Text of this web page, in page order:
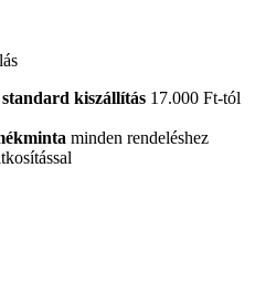
kiszállítás 17.000 Ft-tól
minden rendeléshez